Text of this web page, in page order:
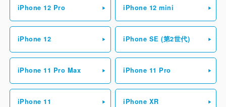
iPhone 12 Pro iPhone 12 mini
iPhone 12 iPhone SE (第2世代)
iPhone 11 Pro Max iPhone 11 Pro
iPhone 11 iPhone XR